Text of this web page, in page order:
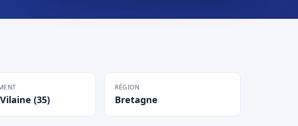
(35)
RÉGION
Bretagne